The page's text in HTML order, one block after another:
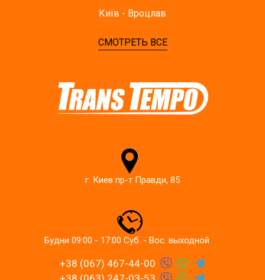
Київ - Вроцлав
СМОТРЕТЬ ВСЕ
г. Киев пр-т Правди, 85
Будни 09:00 - 17:00 Суб. - Вос. выходной
+38 (067) 467-44-00